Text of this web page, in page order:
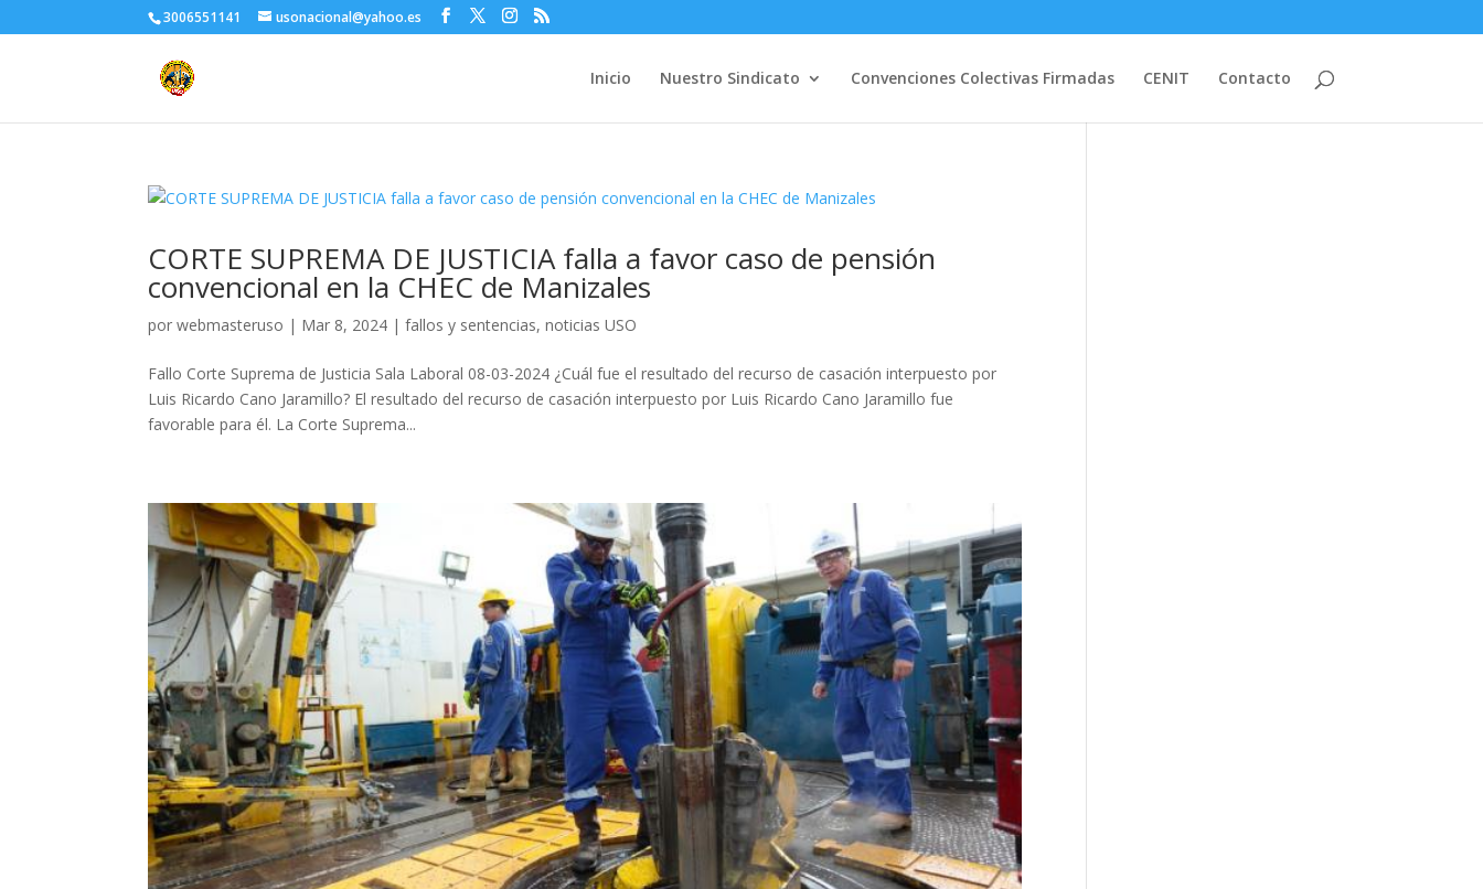
3006551141 usonacional@yahoo.es
Inicio Nuestro Sindicato Convenciones Colectivas Firmadas CENIT Contacto
CORTE SUPREMA DE JUSTICIA falla a favor caso de pensión
convencional en la CHEC de Manizales
porwebmasteruso | Mar 8, 2024 |fallos y sentencias,noticias USO
Fallo Corte Suprema de Justicia Sala Laboral 08-03-2024 ¿Cuál fue el resultado del recurso de casación interpuesto por
Luis Ricardo Cano Jaramillo? El resultado del recurso de casación interpuesto por Luis Ricardo Cano Jaramillo fue
favorable para él. La Corte Suprema...